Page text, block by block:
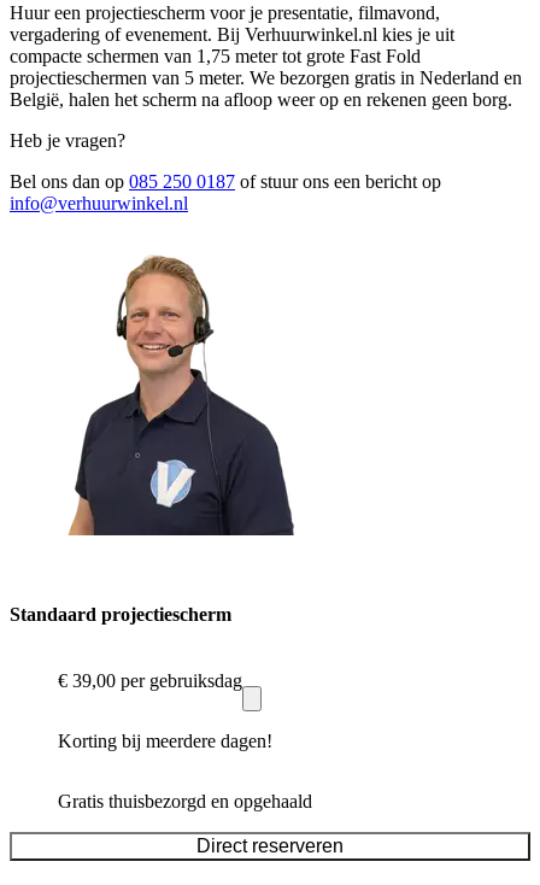
Huur een projectiescherm voor je presentatie, filmavond,
vergadering of evenement. Bij Verhuurwinkel.nl kies je uit
compacte schermen van 1,75 meter tot grote Fast Fold
projectieschermen van 5 meter. We bezorgen gratis in Nederland en
België, halen het scherm na afloop weer op en rekenen geen borg.
Heb je vragen?
Bel ons dan op 085 250 0187 of stuur ons een bericht op
info@verhuurwinkel.nl
Standaard projectiescherm
€ 39,00 per gebruiksdag
Korting bij meerdere dagen!
Gratis thuisbezorgd en opgehaald
Direct reserveren